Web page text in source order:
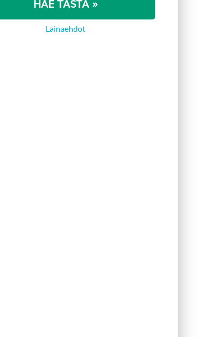
HAE TÄSTÄ »
Lainaehdot